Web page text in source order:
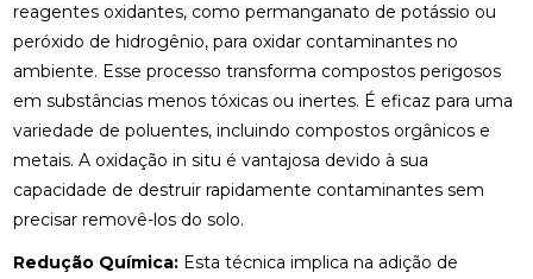
reagentes oxidantes, como permanganato de potássio ou
peróxido de hidrogênio, para oxidar contaminantes no
ambiente. Esse processo transforma compostos perigosos
em substâncias menos tóxicas ou inertes. É eficaz para uma
variedade de poluentes, incluindo compostos orgânicos e
metais. A oxidação in situ é vantajosa devido à sua
capacidade de destruir rapidamente contaminantes sem
precisar removê-los do solo.
Redução Química:Esta técnica implica na adição de